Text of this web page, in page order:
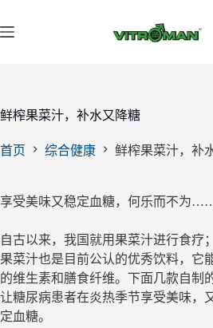
过
鲜榨果菜汁，补水又降糖
首页 综合健康 鲜榨果菜汁，补
享受美味又稳定血糖，何乐而不为
自古以来，我国就用果菜汁进行食疗
果菜汁也是目前公认的优秀饮料，它
的维生素和膳食纤维。下面几款自制
让糖尿病患者在炎热季节享受美味，
定血糖。